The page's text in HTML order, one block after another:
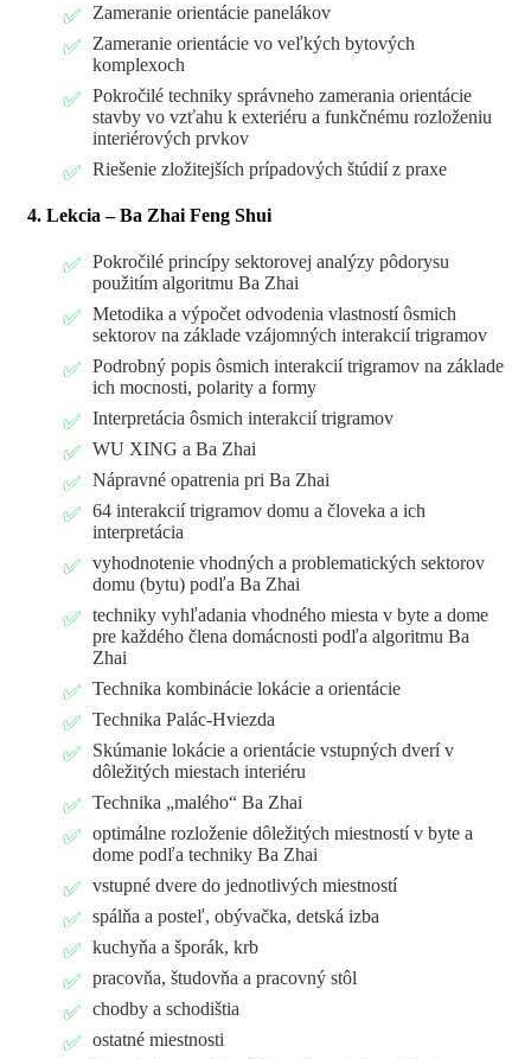
Zameranie orientácie panelákov
Zameranie orientácie vo veľkých bytových
komplexoch
Pokročilé techniky správneho zamerania orientácie
stavby vo vzťahu k exteriéru a funkčnému rozloženiu
interiérových prvkov
Riešenie zložitejších prípadových štúdií z praxe
4. Lekcia – Ba Zhai Feng Shui
Pokročilé princípy sektorovej analýzy pôdorysu
použitím algoritmu Ba Zhai
Metodika a výpočet odvodenia vlastností ôsmich
sektorov na základe vzájomných interakcií trigramov
Podrobný popis ôsmich interakcií trigramov na základe
ich mocnosti, polarity a formy
Interpretácia ôsmich interakcií trigramov
WU XING a Ba Zhai
Nápravné opatrenia pri Ba Zhai
64 interakcií trigramov domu a človeka a ich
interpretácia
vyhodnotenie vhodných a problematických sektorov
domu (bytu) podľa Ba Zhai
techniky vyhľadania vhodného miesta v byte a dome
pre každého člena domácnosti podľa algoritmu Ba
Zhai
Technika kombinácie lokácie a orientácie
Technika Palác-Hviezda
Skúmanie lokácie a orientácie vstupných dverí v
dôležitých miestach interiéru
Technika „malého“ Ba Zhai
optimálne rozloženie dôležitých miestností v byte a
dome podľa techniky Ba Zhai
vstupné dvere do jednotlivých miestností
spálňa a posteľ, obývačka, detská izba
kuchyňa a šporák, krb
pracovňa, študovňa a pracovný stôl
chodby a schodištia
ostatné miestnosti